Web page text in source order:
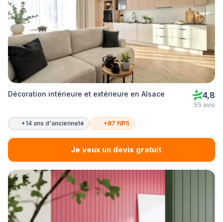
Décoration intérieure et extérieure en Alsace 4,8
55 avis
+14 ans d'ancienneté +87 NPS
Je veux un devis gratuit